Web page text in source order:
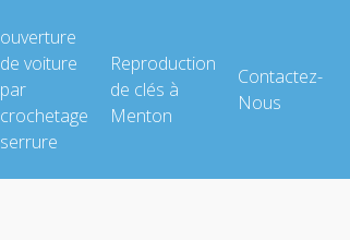
ouverture
de voiture
par
crochetage
serrure
Reproduction
de clés à
Menton
Contactez-
Nous